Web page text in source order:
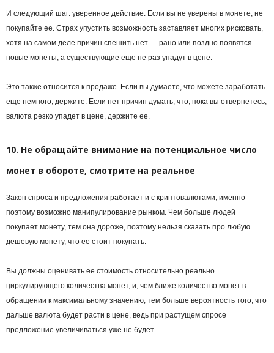
И следующий шаг: уверенное действие. Если вы не уверены в монете, не
покупайте ее. Страх упустить возможность заставляет многих рисковать,
хотя на самом деле причин спешить нет — рано или поздно появятся
новые монеты, а существующие еще не раз упадут в цене.
Это также относится к продаже. Если вы думаете, что можете заработать
еще немного, держите. Если нет причин думать, что, пока вы отвернетесь,
валюта резко упадет в цене, держите ее.
10. Не обращайте внимание на потенциальное число
монет в обороте, смотрите на реальное
Закон спроса и предложения работает и с криптовалютами, именно
поэтому возможно манипулирование рынком. Чем больше людей
покупает монету, тем она дороже, поэтому нельзя сказать про любую
дешевую монету, что ее стоит покупать.
Вы должны оценивать ее стоимость относительно реально
циркулирующего количества монет, и, чем ближе количество монет в
обращении к максимальному значению, тем больше вероятность того, что
дальше валюта будет расти в цене, ведь при растущем спросе
предложение увеличиваться уже не будет.